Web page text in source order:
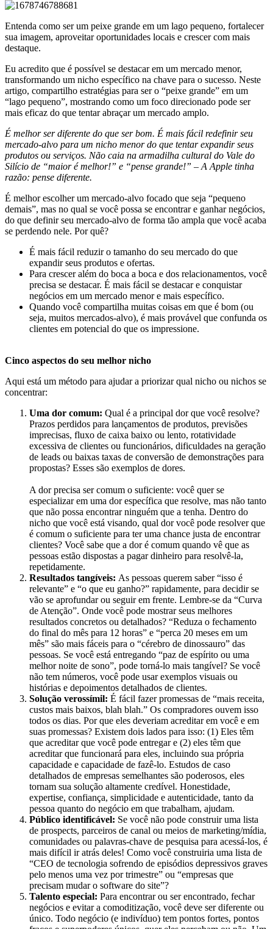
Entenda como ser um peixe grande em um lago pequeno, fortalecer
sua imagem, aproveitar oportunidades locais e crescer com mais
destaque.
Eu acredito que é possível se destacar em um mercado menor,
transformando um nicho específico na chave para o sucesso. Neste
artigo, compartilho estratégias para ser o “peixe grande” em um
“lago pequeno”, mostrando como um foco direcionado pode ser
mais eficaz do que tentar abraçar um mercado amplo.
É melhor ser diferente do que ser bom. É mais fácil redefinir seu
mercado-alvo para um nicho menor do que tentar expandir seus
produtos ou serviços. Não caia na armadilha cultural do Vale do
Silício de “maior é melhor!” e “pense grande!” – A Apple tinha
razão: pense diferente.
É melhor escolher um mercado-alvo focado que seja “pequeno
demais”, mas no qual se você possa se encontrar e ganhar negócios,
do que definir seu mercado-alvo de forma tão ampla que você acaba
se perdendo nele. Por quê?
É mais fácil reduzir o tamanho do seu mercado do que
expandir seus produtos e ofertas.
Para crescer além do boca a boca e dos relacionamentos, você
precisa se destacar. É mais fácil se destacar e conquistar
negócios em um mercado menor e mais específico.
Quando você compartilha muitas coisas em que é bom (ou
seja, muitos mercados-alvo), é mais provável que confunda os
clientes em potencial do que os impressione.
Cinco aspectos do seu melhor nicho
Aqui está um método para ajudar a priorizar qual nicho ou nichos se
concentrar:
Uma dor comum: Qual é a principal dor que você resolve?
Prazos perdidos para lançamentos de produtos, previsões
imprecisas, fluxo de caixa baixo ou lento, rotatividade
excessiva de clientes ou funcionários, dificuldades na geração
de leads ou baixas taxas de conversão de demonstrações para
propostas? Esses são exemplos de dores.
A dor precisa ser comum o suficiente: você quer se
especializar em uma dor específica que resolve, mas não tanto
que não possa encontrar ninguém que a tenha. Dentro do
nicho que você está visando, qual dor você pode resolver que
é comum o suficiente para ter uma chance justa de encontrar
clientes? Você sabe que a dor é comum quando vê que as
pessoas estão dispostas a pagar dinheiro para resolvê-la,
repetidamente.
Resultados tangíveis: As pessoas querem saber “isso é
relevante” e “o que eu ganho?” rapidamente, para decidir se
vão se aprofundar ou seguir em frente. Lembre-se da “Curva
de Atenção”. Onde você pode mostrar seus melhores
resultados concretos ou detalhados? “Reduza o fechamento
do final do mês para 12 horas” e “perca 20 meses em um
mês” são mais fáceis para o “cérebro de dinossauro” das
pessoas. Se você está entregando “paz de espírito ou uma
melhor noite de sono”, pode torná-lo mais tangível? Se você
não tem números, você pode usar exemplos visuais ou
histórias e depoimentos detalhados de clientes.
Solução verossímil: É fácil fazer promessas de “mais receita,
custos mais baixos, blah blah.” Os compradores ouvem isso
todos os dias. Por que eles deveriam acreditar em você e em
suas promessas? Existem dois lados para isso: (1) Eles têm
que acreditar que você pode entregar e (2) eles têm que
acreditar que funcionará para eles, incluindo sua própria
capacidade e capacidade de fazê-lo. Estudos de caso
detalhados de empresas semelhantes são poderosos, eles
tornam sua solução altamente credível. Honestidade,
expertise, confiança, simplicidade e autenticidade, tanto da
pessoa quanto do negócio em que trabalham, ajudam.
Público identificável: Se você não pode construir uma lista
de prospects, parceiros de canal ou meios de marketing/mídia,
comunidades ou palavras-chave de pesquisa para acessá-los, é
mais difícil ir atrás deles! Como você construiria uma lista de
“CEO de tecnologia sofrendo de episódios depressivos graves
pelo menos uma vez por trimestre” ou “empresas que
precisam mudar o software do site”?
Talento especial: Para encontrar ou ser encontrado, fechar
negócios e evitar a comoditização, você deve ser diferente ou
único. Todo negócio (e indivíduo) tem pontos fortes, pontos